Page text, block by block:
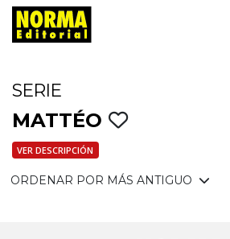
SERIE
MATTÉO
VER DESCRIPCIÓN
ORDENAR POR MÁS ANTIGUO